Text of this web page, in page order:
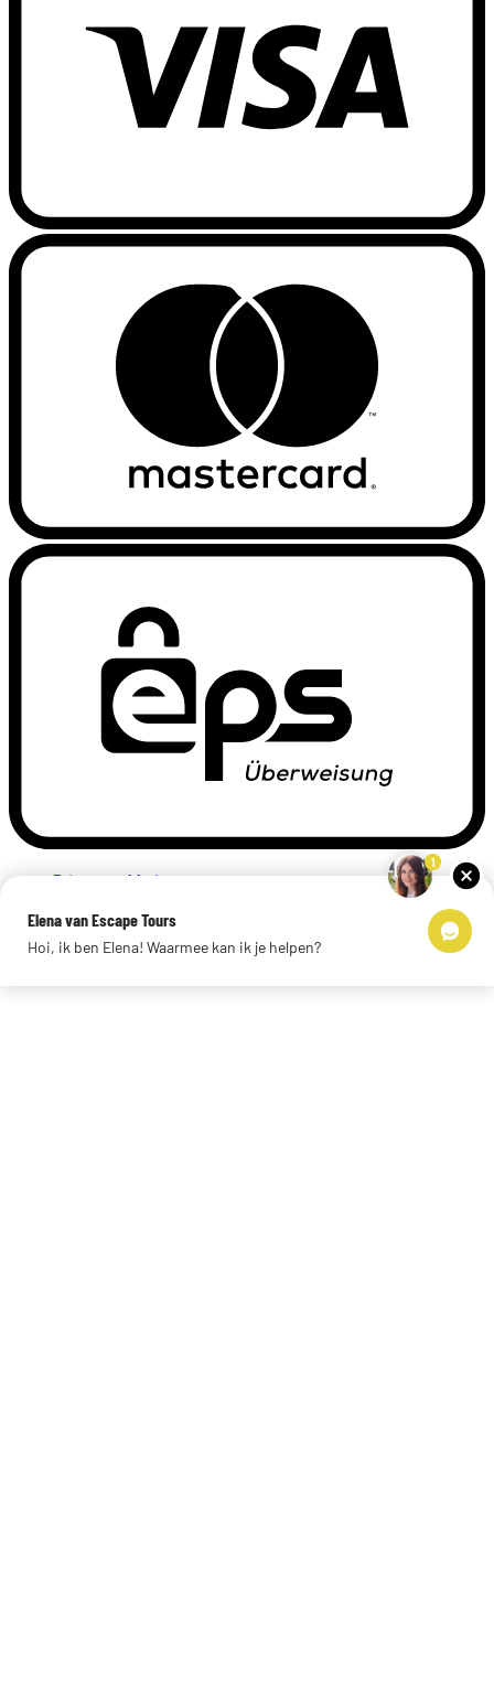
Privacyverklaring
Links
© 2026 Escape Tours
1
Elena van Escape Tours
Hoi, ik ben Elena! Waarmee kan ik je helpen?